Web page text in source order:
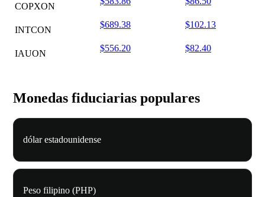
COPXON
INTCON
$689.38 $102.13
IAUON
$556.20 $82.40
Monedas fiduciarias populares
dólar estadounidense
Peso filipino (PHP)